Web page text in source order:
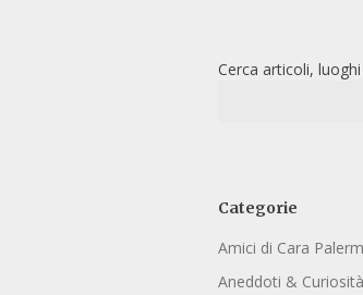
Cerca articoli,
Categorie
Amici di Cara
Aneddoti & Curiosità